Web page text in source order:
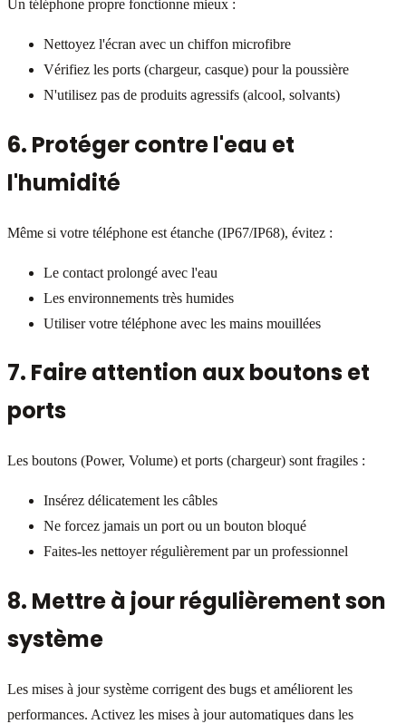
Un téléphone propre fonctionne mieux :
Nettoyez l'écran avec un chiffon microfibre
Vérifiez les ports (chargeur, casque) pour la poussière
N'utilisez pas de produits agressifs (alcool, solvants)
6. Protéger contre l'eau et
l'humidité
Même si votre téléphone est étanche (IP67/IP68), évitez :
Le contact prolongé avec l'eau
Les environnements très humides
Utiliser votre téléphone avec les mains mouillées
7. Faire attention aux boutons et
ports
Les boutons (Power, Volume) et ports (chargeur) sont fragiles :
Insérez délicatement les câbles
Ne forcez jamais un port ou un bouton bloqué
Faites-les nettoyer régulièrement par un professionnel
8. Mettre à jour régulièrement son
système
Les mises à jour système corrigent des bugs et améliorent les
performances. Activez les mises à jour automatiques dans les